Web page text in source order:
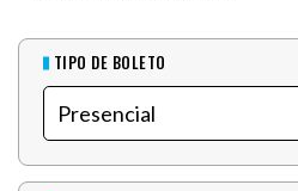
TIPO DE BOLETO